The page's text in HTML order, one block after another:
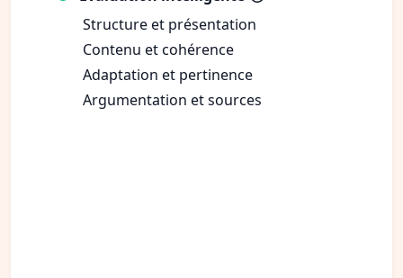
Structure et présentation
Contenu et cohérence
Adaptation et pertinence
Argumentation et sources